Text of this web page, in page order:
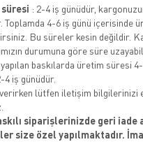
: 2-4 iş günüdür,
Toplamda 4-6 iş günü içerisinde
Bu süreler kesin değildir.
durumuna göre süre
baskılarda üretim süresi
4 iş günüdür.
lütfen iletişim bilgilerinizi
siparişlerinizde geri iade
size özel yapılmaktadır.